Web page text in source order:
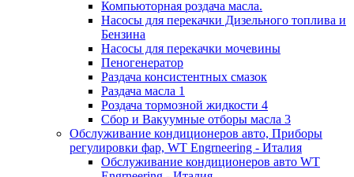
Компьюторная роздача масла.
Насосы для перекачки Дизельного топлива и
Бензина
Насосы для перекачки мочевины
Пеногенератор
Раздача консистентных смазок
Раздача масла 1
Роздача тормозной жидкости 4
Сбор и Вакуумные отборы масла 3
Обслуживание кондиционеров авто, Приборы
регулировки фар, WT Engrneering - Италия
Обслуживание кондиционеров авто WT